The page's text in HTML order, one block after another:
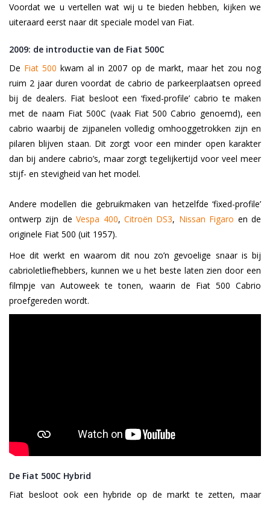
Voordat we u vertellen wat wij u te bieden hebben, kijken we
uiteraard eerst naar dit speciale model van Fiat.
2009: de introductie van de Fiat 500C
De Fiat 500 kwam al in 2007 op de markt, maar het zou nog
ruim 2 jaar duren voordat de cabrio de parkeerplaatsen opreed
bij de dealers. Fiat besloot een ‘fixed-profile’ cabrio te maken
met de naam Fiat 500C (vaak Fiat 500 Cabrio genoemd), een
cabrio waarbij de zijpanelen volledig omhooggetrokken zijn en
pilaren blijven staan. Dit zorgt voor een minder open karakter
dan bij andere cabrio’s, maar zorgt tegelijkertijd voor veel meer
stijf- en stevigheid van het model.
Andere modellen die gebruikmaken van hetzelfde ‘fixed-profile’
ontwerp zijn deVespa 400,Citroën DS3, Nissan Figaro en de
originele Fiat 500 (uit 1957).
Hoe dit werkt en waarom dit nou zo’n gevoelige snaar is bij
cabrioletliefhebbers, kunnen we u het beste laten zien door een
filmpje van Autoweek te tonen, waarin de Fiat 500 Cabrio
proefgereden wordt.
De Fiat 500C Hybrid
Fiat besloot ook een hybride op de markt te zetten, maar